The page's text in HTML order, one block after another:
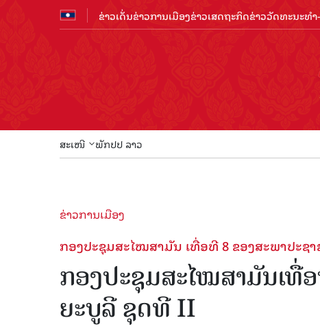
ຂ່າວເດັ່ນຂ່າວການເມືອງຂ່າວເສດຖະກິດຂ່າວວັດທະນະທຳ
ສະເໜີ ພັກປປ ລາວ
ຂ່າວການເມືອງ
ກອງປະຊຸມສະໄໝສາມັນ ເທື່ອທີ 8 ຂອງສະພາປະຊາ
ກອງປະຊຸມສະໄໝສາມັນເທື່
ຍະບູລີ ຊຸດທີ II